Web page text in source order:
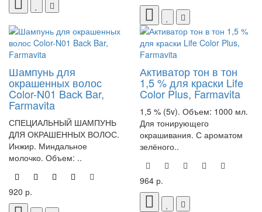
Шампунь для
окрашенных волос
Color-N01 Back Bar,
Farmavita
СПЕЦИАЛЬНЫЙ ШАМПУНЬ
ДЛЯ ОКРАШЕННЫХ ВОЛОС.
Инжир. Миндальное
молочко. Объем: ..
920 р.
Активатор тон в тон
1,5 % для краски Life
Color Plus, Farmavita
1,5 % (5v). Объем: 1000 мл.
Для тонирующего
окрашивания. С ароматом
зелёного..
964 р.